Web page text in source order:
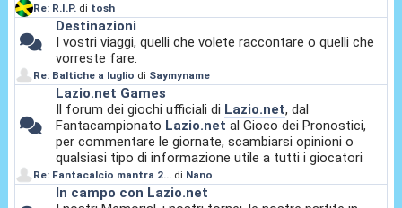
Re: R.I.P. di tosh
Destinazioni
I vostri viaggi, quelli che volete raccontare o quelli che
vorreste fare.
Re: Baltiche a luglio di Saymyname
Lazio.net Games
Il forum dei giochi ufficiali di Lazio.net, dal
Fantacampionato Lazio.net al Gioco dei Pronostici,
per commentare le giornate, scambiarsi opinioni o
qualsiasi tipo di informazione utile a tutti i giocatori
Re: Fantacalcio mantra 2... di Nano
In campo con Lazio.net